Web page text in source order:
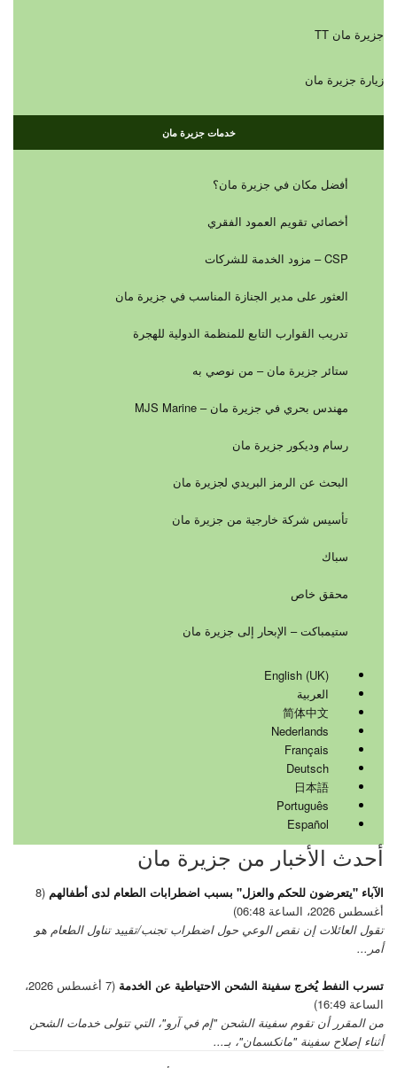
جزيرة مان TT
زيارة جزيرة مان
خدمات جزيرة مان
أفضل مكان في جزيرة مان؟
أخصائي تقويم العمود الفقري
CSP – مزود الخدمة للشركات
العثور على مدير الجنازة المناسب في جزيرة مان
تدريب القوارب التابع للمنظمة الدولية للهجرة
ستائر جزيرة مان – من نوصي به
مهندس بحري في جزيرة مان – MJS Marine
رسام وديكور جزيرة مان
البحث عن الرمز البريدي لجزيرة مان
تأسيس شركة خارجية من جزيرة مان
سباك
محقق خاص
ستيمباكت – الإبحار إلى جزيرة مان
English (UK)
العربية
简体中文
Nederlands
Français
Deutsch
日本語
Português
Español
أحدث الأخبار من جزيرة مان
الآباء "يتعرضون للحكم والعزل" بسبب اضطرابات الطعام لدى أطفالهم (8
أغسطس 2026، الساعة 06:48)
تقول العائلات إن نقص الوعي حول اضطراب تجنب/تقييد تناول الطعام هو
أمر...
تسرب النفط يُخرج سفينة الشحن الاحتياطية عن الخدمة
(7 أغسطس 2026،
الساعة 16:49)
من المقرر أن تقوم سفينة الشحن "إم في آرو"، التي تتولى خدمات الشحن
أثناء إصلاح سفينة "مانكسمان"، بـ...